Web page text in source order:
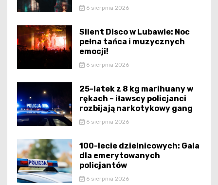
6 sierpnia 2026
Silent Disco w Lubawie: Noc
pełna tańca i muzycznych
emocji!
6 sierpnia 2026
25-latek z 8 kg marihuany w
rękach – iławscy policjanci
rozbijają narkotykowy gang
6 sierpnia 2026
100-lecie dzielnicowych: Gala
dla emerytowanych
policjantów
6 sierpnia 2026